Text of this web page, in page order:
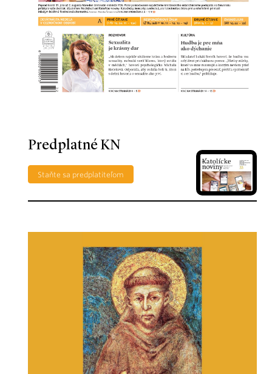
Predplatné KN
Staňte sa predplatiteľom